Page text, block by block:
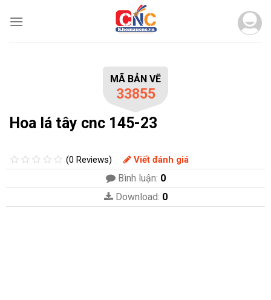
MÃ BẢN VẼ
33855
Hoa lá tây cnc 145-23
(0 Reviews) Viết đánh giá
Bình luận: 0
Download: 0